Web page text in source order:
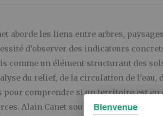
aborde les liens entre arbres,
d’observer des indicateurs
comme un élément structurant des
du relief, de la circulation de l’eau,
pour comprendre si un territoire est en
Alain Canet souligne aussi
Bienvenue